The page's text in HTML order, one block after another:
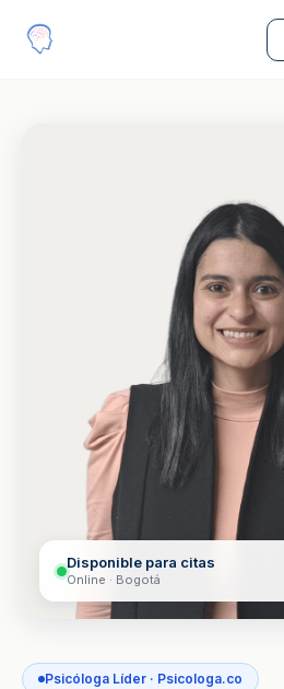
Disponible para citas
Online · Bogotá
Psicóloga Líder · Psicologa.co